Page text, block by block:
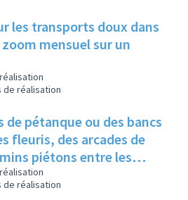
les transports doux dans
mensuel sur un
de réalisation
de pétanque ou des bancs
fleuris, des arcades de
piétons entre les
de réalisation